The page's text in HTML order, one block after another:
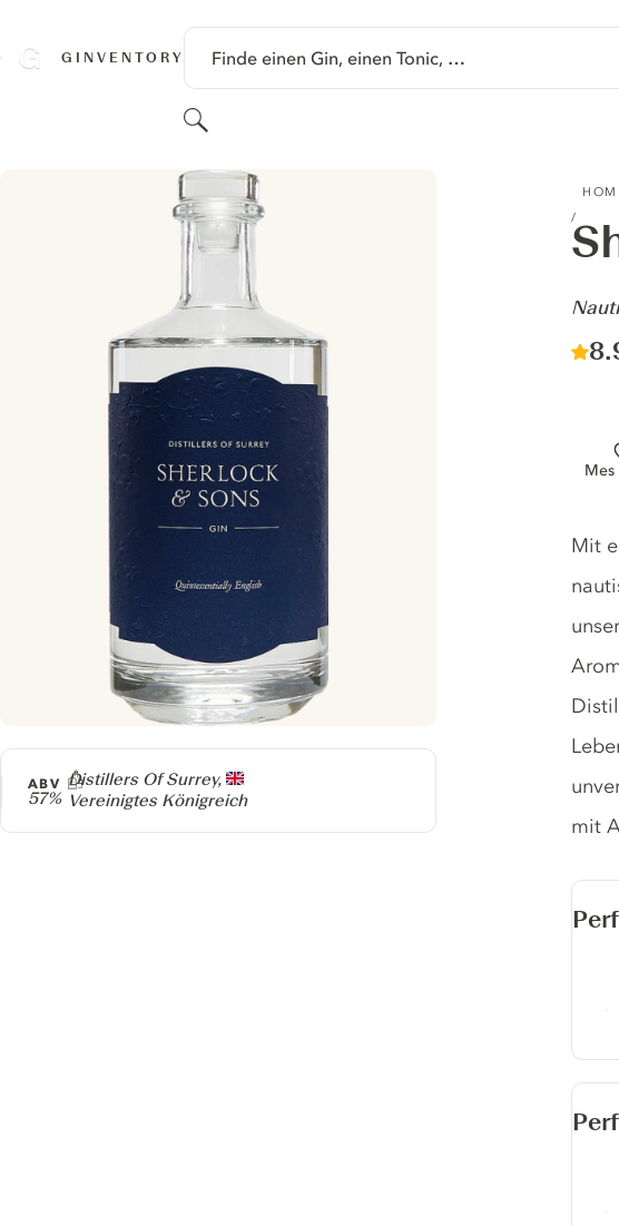
GINVENTORY Finde einen Gin, einen Tonic, …
Suchen
-
Mes
Producer
Distillers Of Surrey,
Vereinigtes Königreich
ABV
57%
Gin
Mit
mit